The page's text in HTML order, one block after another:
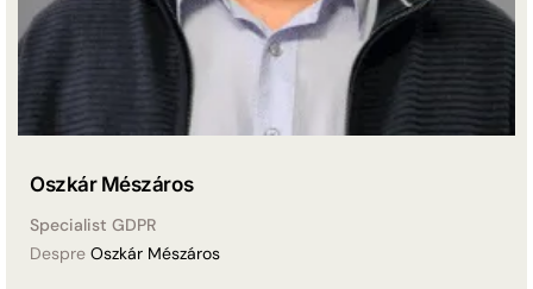
Oszkár Mészáros
Specialist GDPR
Despre Oszkár Mészáros